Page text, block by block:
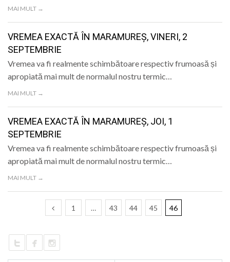
MAI MULT →
VREMEA EXACTĂ ÎN MARAMUREȘ, VINERI, 2
SEPTEMBRIE
Vremea va fi realmente schimbătoare respectiv frumoasă și
apropiată mai mult de normalul nostru termic…
MAI MULT →
VREMEA EXACTĂ ÎN MARAMUREȘ, JOI, 1
SEPTEMBRIE
Vremea va fi realmente schimbătoare respectiv frumoasă și
apropiată mai mult de normalul nostru termic…
MAI MULT →
1 … 43 44 45 46